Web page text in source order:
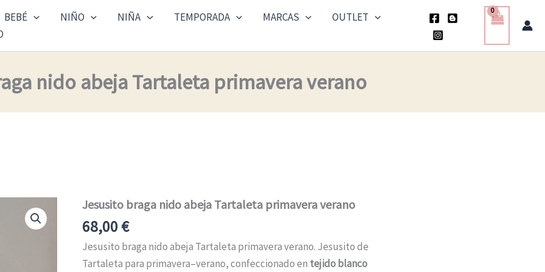
BEBÉ NIÑO NIÑA TEMPORADA MARCAS
OUTLET
nido abeja Tartaleta primavera verano
Jesusito braga nido abeja Tartaleta primavera verano
68,00€
Jesusito braga nido abeja Tartaleta primavera verano. Jesusito de
Tartaleta para primavera–verano, confeccionado en tejido blanco
Jesusito
nido
Tartaleta
primavera